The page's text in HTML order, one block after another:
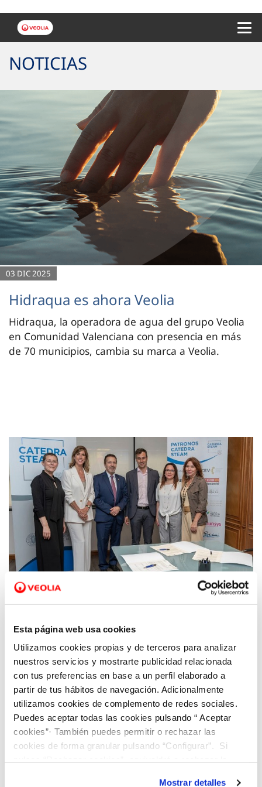
Esta página web usa cookies
Utilizamos cookies propias y de terceros para analizar
nuestros servicios y mostrarte publicidad relacionada
con tus preferencias en base a un perfil elaborado a
partir de tus hábitos de navegación. Adicionalmente
utilizamos cookies de complemento de redes sociales.
Puedes aceptar todas las cookies pulsando “ Aceptar
cookies”· También puedes permitir o rechazar las
cookies de forma granular pulsando “Configurar”. Si
Mostrar detalles
NOTICIAS
03 DIC 2025
Hidraqua es ahora Veolia
Hidraqua, la operadora de agua del grupo Veolia
en Comunidad Valenciana con presencia en más
de 70 municipios, cambia su marca a Veolia.
13 JUN 2022
Consejo Social de la UPV para potenciar el
talento tecnológico femenino